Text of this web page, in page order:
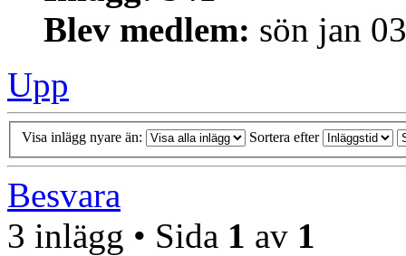
Blev medlem: sön jan
Upp
Visa inlägg nyare än: Sortera efter
Besvara
3 inlägg • Sida 1 av 1